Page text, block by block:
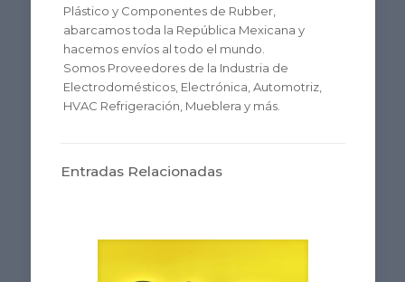
Plástico y Componentes de Rubber,
abarcamos toda la República Mexicana y
hacemos envíos al todo el mundo.
Somos Proveedores de la Industria de
Electrodomésticos, Electrónica, Automotriz,
HVAC Refrigeración, Mueblera y más.
Entradas Relacionadas